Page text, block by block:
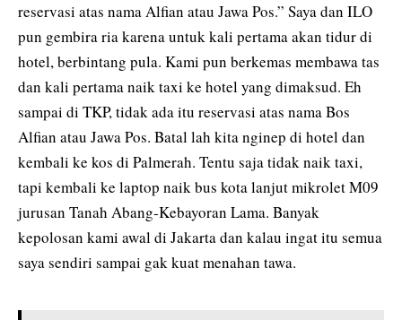
reservasi atas nama Alfian atau Jawa Pos.” Saya dan ILO
pun gembira ria karena untuk kali pertama akan tidur di
hotel, berbintang pula. Kami pun berkemas membawa tas
dan kali pertama naik taxi ke hotel yang dimaksud. Eh
sampai di TKP, tidak ada itu reservasi atas nama Bos
Alfian atau Jawa Pos. Batal lah kita nginep di hotel dan
kembali ke kos di Palmerah. Tentu saja tidak naik taxi,
tapi kembali ke laptop naik bus kota lanjut mikrolet M09
jurusan Tanah Abang-Kebayoran Lama. Banyak
kepolosan kami awal di Jakarta dan kalau ingat itu semua
saya sendiri sampai gak kuat menahan tawa.